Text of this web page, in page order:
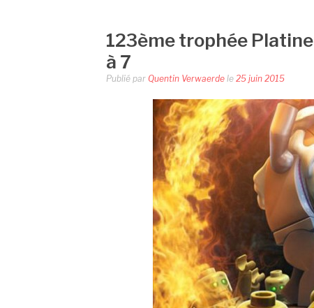
123ème trophée
à 7
Publié par Quentin Verwaerde le 25 juin 2015